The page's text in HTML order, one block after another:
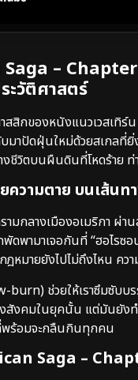
–
วัติศาสตร์
สิกของหนังแนวเวสเทิร์
าปัดฝุ่นใหม่ด้วยสเกลที่
ชีวิตบนผืนดินที่โหดร้าย
ความตาย บนเส้นท
มกลางเมืองอเมริกา ผ่
ดพามาเจอกันที่ “ฮอไร
หมายยังไปไม่ถึงไหน
burn) ช่วยให้เราซึมซับ
งคมในยุคนั้น แต่มันยังท
พร้อมจะกลืนกินทุกคน
Saga –